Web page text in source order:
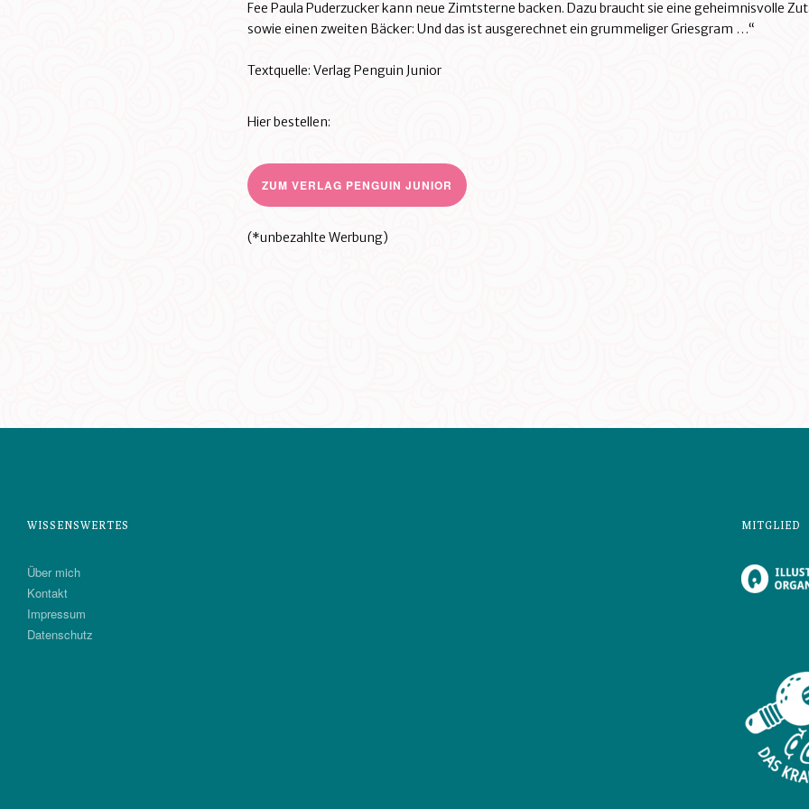
Fee Paula Puderzucker kann neue Zimtsterne backen. Dazu braucht sie eine geheimnisvolle
sowie einen zweiten Bäcker: Und das ist ausgerechnet ein grummeliger Griesgram …“
Textquelle: Verlag Penguin Junior
Hier bestellen:
ZUM VERLAG PENGUIN JUNIOR
(*unbezahlte Werbung)
WISSENSWERTES
Über mich
Kontakt
Impressum
Datenschutz
MITGLIED